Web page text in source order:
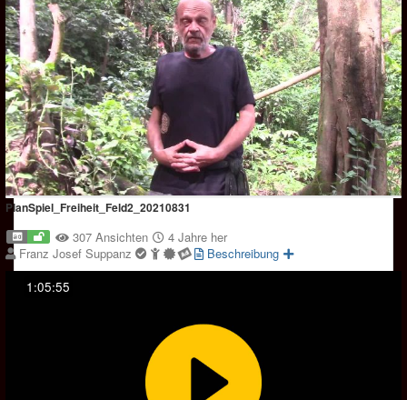
PlanSpiel_Freiheit_Feld2_20210831
307 Ansichten
4 Jahre her
Franz Josef Suppanz
Beschreibung
1:05:55